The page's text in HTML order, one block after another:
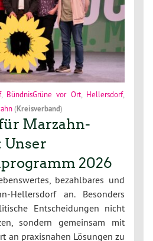
, BündnisGrüne vor Ort, Hellersdorf,
(Kreisverband)
Marzahn-
2026
bezahlbares und
Hellersdorf an. Besonders
Entscheidungen nicht
sondern gemeinsam mit
an praxisnahen Lösungen zu